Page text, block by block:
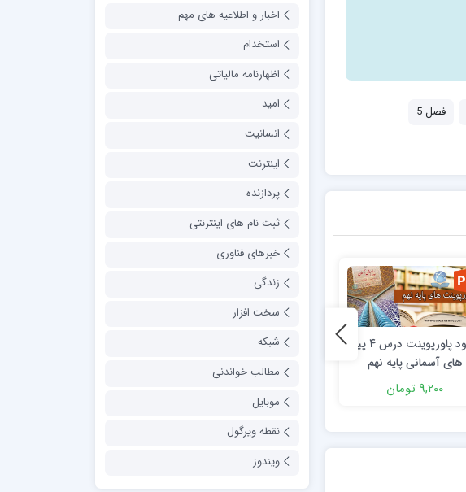
فصل 5
دانلود پاورپوینت درس 4 پیام
های آسمانی پایه نهم
9,200 تومان
نهم
رایگان
اخبار و اطلاعیه های مهم
استخدام
اظهارنامه مالیاتی
امید
انسانیت
اینترنت
پردازنده
ثبت نام های اینترنتی
خبرهای فناوری
زندگی
سخت افزار
شبکه
مطالب خواندنی
موبایل
نقطه ویرگول
ویندوز